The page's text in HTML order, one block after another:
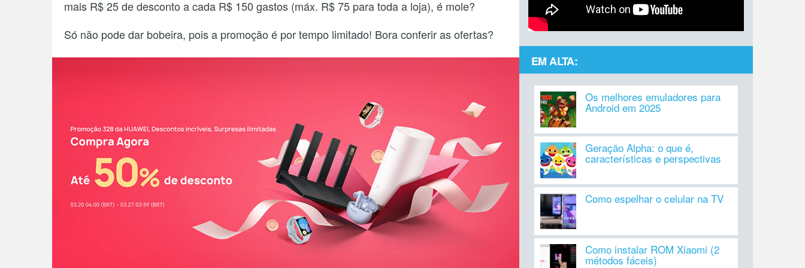
mais R$ 25 de desconto a cada R$ 150 gastos (máx. R$ 75 para toda a loja), é mole?
Só não pode dar bobeira, pois a promoção é por tempo limitado! Bora conferir as ofertas?
EM ALTA:
Os melhores emuladores para
Android em 2025
Geração Alpha: o que é,
características e perspectivas
Como espelhar o celular na TV
Como instalar ROM Xiaomi (2
métodos fáceis)